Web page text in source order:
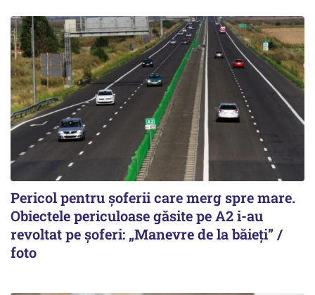
Pericol pentru șoferii care merg spre mare.
Obiectele periculoase găsite pe A2 i-au
revoltat pe șoferi: „Manevre de la băieți” /
foto